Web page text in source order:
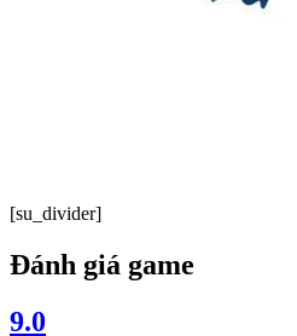
[su_divider]
Đánh giá game
9.0